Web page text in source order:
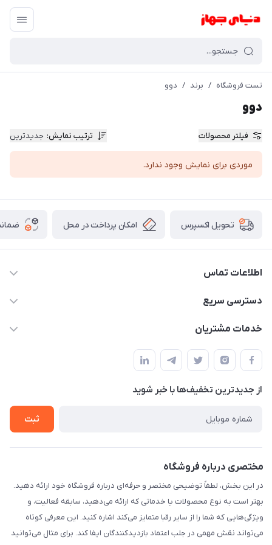
تست فروشگاه / برند / دوو
دوو
فیلتر محصولات ترتیب نمایش: جدیدترین
موردی برای نمایش وجود ندارد.
تحویل اکسپرس امکان پرداخت در محل
اطلاعات تماس
۰۲۱۰۰۰۰۰۰۰۰
دسترسی سریع
حساب کاربری
لیست محصولات
درباره ما
خدمات مشتریان
قوانین و مقررات
حریم خصوصی
راهنما
از جدید‌ترین تخفیف‌ها با‌ خبر شوید
ثبت
مختصری درباره فروشگاه
در این بخش، لطفاً توضیحی مختصر و حرفه‌ای درباره فروشگاه خود ارائه دهید.
بهتر است به نوع محصولات یا خدماتی که ارائه می‌دهید، سابقه فعالیت، و
ویژگی‌هایی که شما را از سایر رقبا متمایز می‌کند اشاره کنید. این معرفی کوتاه
می‌تواند نقش مهمی در جلب اعتماد بازدیدکنندگان ایفا کند. برای مثال می‌توانید